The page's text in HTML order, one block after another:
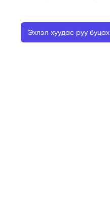
Эхлэл хуудас руу буцах